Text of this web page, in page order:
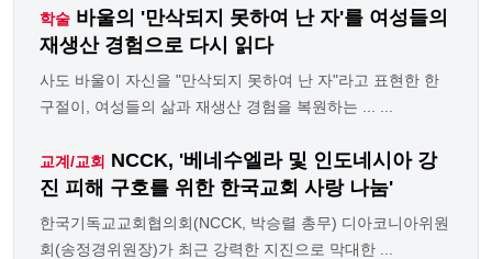
학술 바울의 '만삭되지 못하여 난 자'를 여성들의
재생산 경험으로 다시 읽다
사도 바울이 자신을 "만삭되지 못하여 난 자"라고 표현한 한
구절이, 여성들의 삶과 재생산 경험을 복원하는 ... ...
교계/교회 NCCK, '베네수엘라 및 인도네시아 강
진 피해 구호를 위한 한국교회 사랑 나눔'
한국기독교교회협의회(NCCK, 박승렬 총무) 디아코니아위원
회(송정경위원장)가 최근 강력한 지진으로 막대한 ...